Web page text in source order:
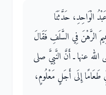
الْوَاحِدِ، حَدَّثَنَا
الرَّهْنَ فِي السَّلَفِ فَقَالَ
عنها ـ أَنَّ النَّبِيَّ صلى
طَعَامًا إِلَى أَجَلٍ مَعْلُومٍ،